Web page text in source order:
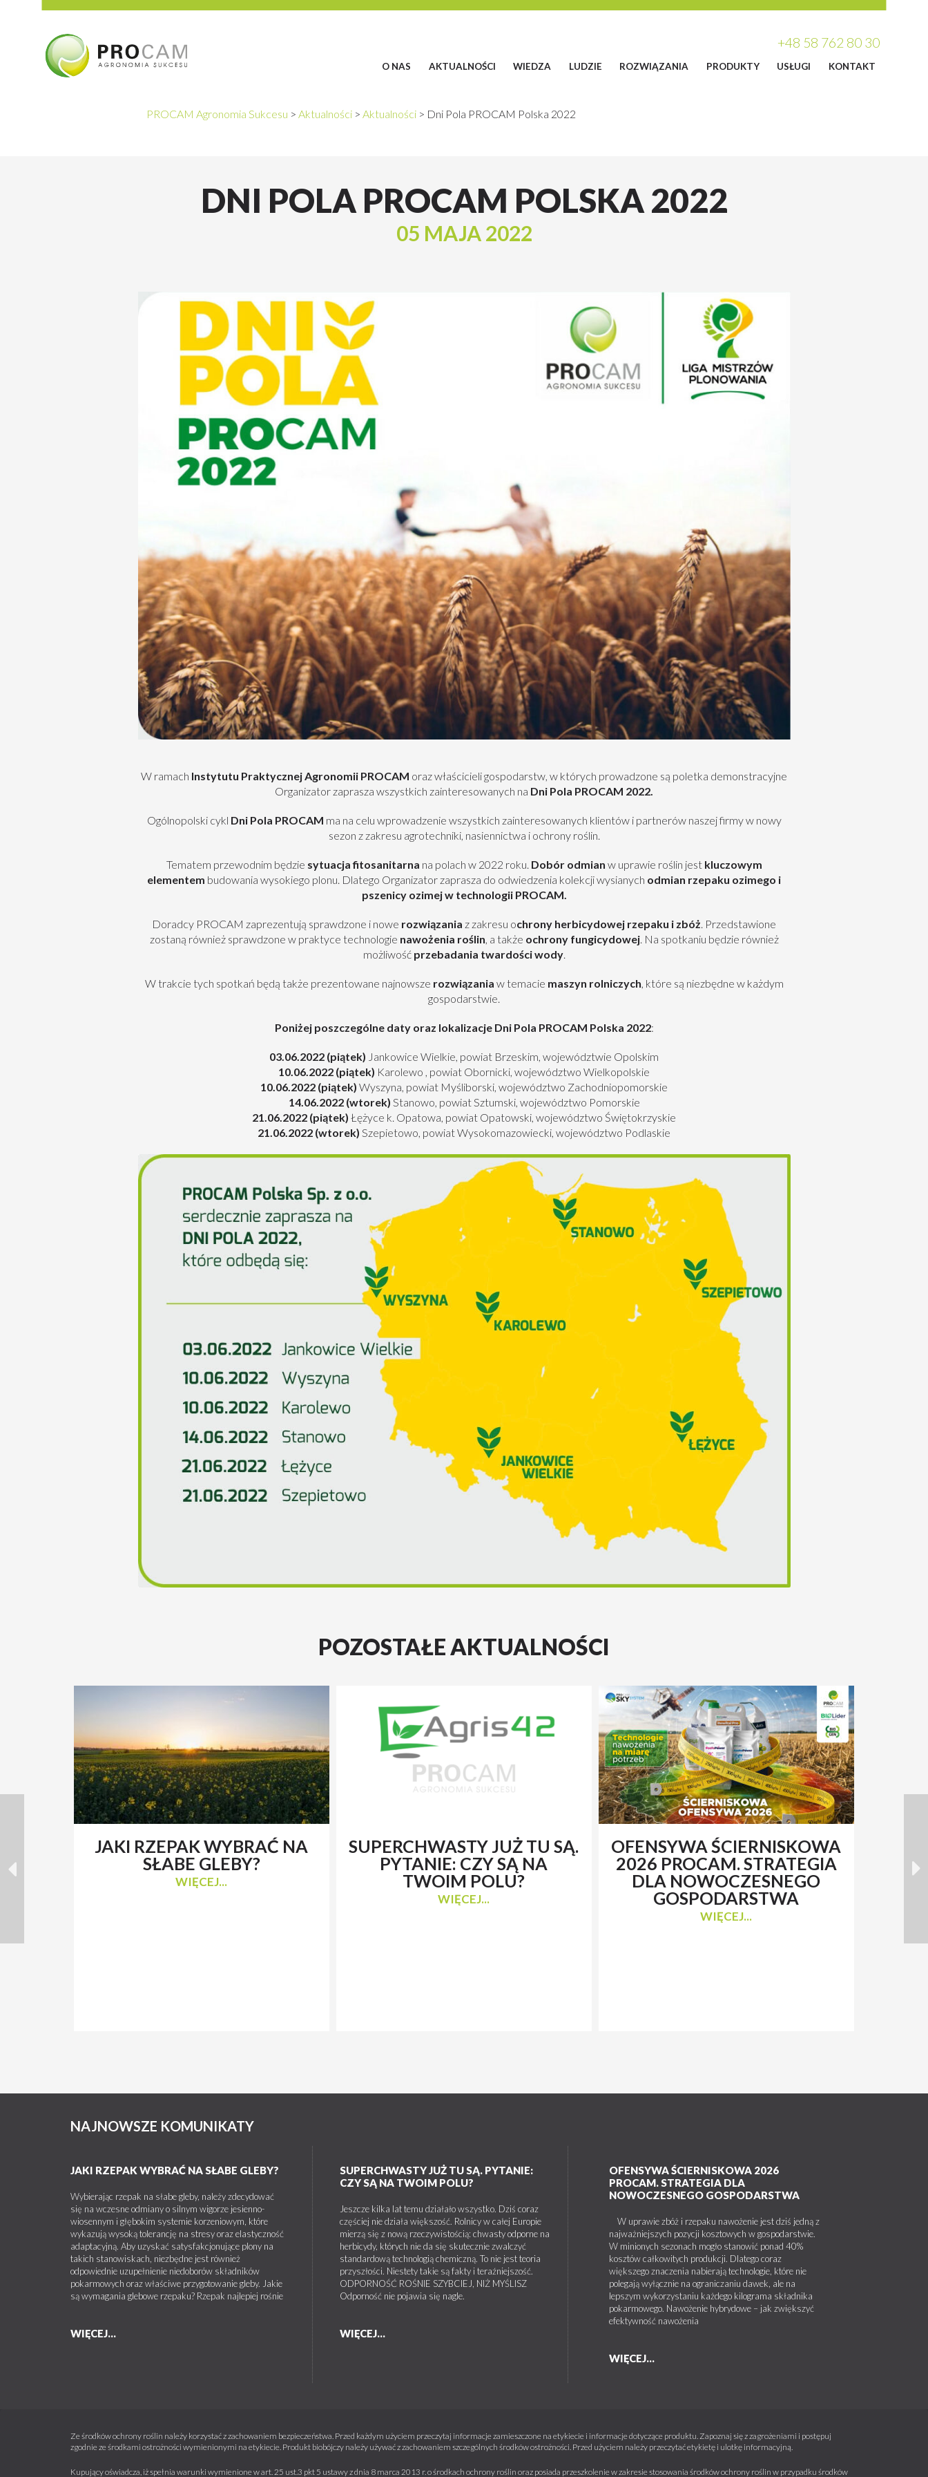
+48 58 762 80 30
O NAS AKTUALNOŚCI WIEDZA LUDZIE ROZWIĄZANIA PRODUKTY USŁUGI KONTAKT
PROCAM Agronomia Sukcesu > Aktualności > Aktualności > Dni Pola PROCAM Polska 2022
DNI POLA PROCAM POLSKA 2022
05 MAJA 2022
W ramach Instytutu Praktycznej Agronomii PROCAM oraz właścicieli gospodarstw, w których prowadzone są poletka demonstracyjne
Organizator zaprasza wszystkich zainteresowanych na Dni Pola PROCAM 2022.
Ogólnopolski cykl Dni Pola PROCAM ma na celu wprowadzenie wszystkich zainteresowanych klientów i partnerów naszej firmy w nowy
sezon z zakresu agrotechniki, nasiennictwa i ochrony roślin.
Tematem przewodnim będzie sytuacja fitosanitarna na polach w 2022 roku. Dobór odmian w uprawie roślin jest kluczowym
elementem budowania wysokiego plonu. Dlatego Organizator zaprasza do odwiedzenia kolekcji wysianych odmian rzepaku ozimego i
pszenicy ozimej w technologii PROCAM.
Doradcy PROCAM zaprezentują sprawdzone i nowe rozwiązania z zakresu ochrony herbicydowej rzepaku i zbóż . Przedstawione
zostaną również sprawdzone w praktyce technologie nawożenia roślin , a także ochrony fungicydowej. Na spotkaniu będzie również
możliwość przebadania twardości wody.
W trakcie tych spotkań będą także prezentowane najnowsze rozwiązania w temacie maszyn rolniczych , które są niezbędne w każdym
gospodarstwie.
Poniżej poszczególne daty oraz lokalizacje Dni Pola PROCAM Polska 2022:
03.06.2022 (piątek) Jankowice Wielkie, powiat Brzeskim, województwie Opolskim
10.06.2022 (piątek) Karolewo , powiat Obornicki, województwo Wielkopolskie
10.06.2022 (piątek) Wyszyna, powiat Myśliborski, województwo Zachodniopomorskie
14.06.2022 (wtorek) Stanowo, powiat Sztumski, województwo Pomorskie
21.06.2022 (piątek) Łężyce k. Opatowa, powiat Opatowski, województwo Świętokrzyskie
21.06.2022 (wtorek) Szepietowo, powiat Wysokomazowiecki, województwo Podlaskie
POZOSTAŁE AKTUALNOŚCI
JAKI RZEPAK WYBRAĆ NA
SŁABE GLEBY?
WIĘCEJ...
SUPERCHWASTY JUŻ TU SĄ.
PYTANIE: CZY SĄ NA
TWOIM POLU?
WIĘCEJ...
OFENSYWA ŚCIERNISKOWA
2026 PROCAM. STRATEGIA
DLA NOWOCZESNEGO
GOSPODARSTWA
WIĘCEJ...
Z
NAJNOWSZE KOMUNIKATY
JAKI RZEPAK WYBRAĆ NA SŁABE GLEBY?
Wybierając rzepak na słabe gleby, należy zdecydować
się na wczesne odmiany o silnym wigorze jesienno-
wiosennym i głębokim systemie korzeniowym, które
wykazują wysoką tolerancję na stresy oraz elastyczność
adaptacyjną. Aby uzyskać satysfakcjonujące plony na
takich stanowiskach, niezbędne jest również
odpowiednie uzupełnienie niedoborów składników
pokarmowych oraz właściwe przygotowanie gleby. Jakie
są wymagania glebowe rzepaku? Rzepak najlepiej rośnie
WIĘCEJ...
SUPERCHWASTY JUŻ TU SĄ. PYTANIE:
CZY SĄ NA TWOIM POLU?
Jeszcze kilka lat temu działało wszystko. Dziś coraz
częściej nie działa większość. Rolnicy w całej Europie
mierzą się z nową rzeczywistością: chwasty odporne na
herbicydy, których nie da się skutecznie zwalczyć
standardową technologią chemiczną. To nie jest teoria
przyszłości. Niestety takie są fakty i teraźniejszość.
ODPORNOŚĆ ROŚNIE SZYBCIEJ, NIŻ MYŚLISZ
Odporność nie pojawia się nagle.
WIĘCEJ...
OFENSYWA ŚCIERNISKOWA 2026
PROCAM. STRATEGIA DLA
NOWOCZESNEGO GOSPODARSTWA
W uprawie zbóż i rzepaku nawożenie jest dziś jedną z
najważniejszych pozycji kosztowych w gospodarstwie.
W minionych sezonach mogło stanowić ponad 40%
kosztów całkowitych produkcji. Dlatego coraz
większego znaczenia nabierają technologie, które nie
polegają wyłącznie na ograniczaniu dawek, ale na
lepszym wykorzystaniu każdego kilograma składnika
pokarmowego. Nawożenie hybrydowe – jak zwiększyć
efektywność nawożenia
WIĘCEJ...
Ze środków ochrony roślin należy korzystać z zachowaniem bezpieczeństwa. Przed każdym użyciem przeczytaj informacje zamieszczone na etykiecie i informacje dotyczące produktu. Zapoznaj się z zagrożeniami i postępuj
zgodnie ze środkami ostrożności wymienionymi na etykiecie. Produkt biobójczy należy używać z zachowaniem szczególnych środków ostrożności. Przed użyciem należy przeczytać etykietę i ulotkę informacyjną.
Kupujący oświadcza, iż spełnia warunki wymienione w art. 25 ust.3 pkt 5 ustawy z dnia 8 marca 2013 r. o środkach ochrony roślin oraz posiada przeszkolenie w zakresie stosowania środków ochrony roślin w przypadku środków